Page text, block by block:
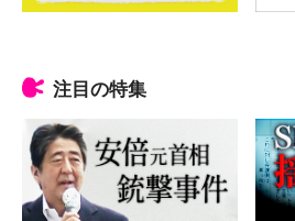
注目の特集